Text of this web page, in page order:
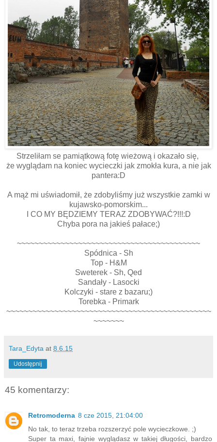
Strzeliłam se pamiątkową fotę wieżową i okazało się,
że wyglądam na koniec wycieczki jak zmokła kura, a nie jak
pantera:D
A mąż mi uświadomił, że zdobyliśmy już wszystkie zamki w
kujawsko-pomorskim...
I CO MY BĘDZIEMY TERAZ ZDOBYWAĆ?!!!:D
Chyba pora na jakieś pałace;)
~~~~~~~~~~~~~~~~~~~~~~~~~~~~~~~~~~~~~~~~~~
Spódnica - Sh
Top - H&M
Sweterek - Sh, Qed
Sandały - Lasocki
Kolczyki - stare z bazaru;)
Torebka - Primark
~~~~~~~~~~~~~~~~~~~~~~~~~~~~~~~~~~~~~~~~~~~~~~~
~~~~~~~
Tara_Edyta at 8.6.15
Udostępnij
45 komentarzy:
Retromoderna 8 cze 2015, 21:04:00
No tak, to teraz trzeba rozszerzyć pole wycieczkowe. ;)
Super ta maxi, fajnie wyglądasz w takiej długości, bardzo